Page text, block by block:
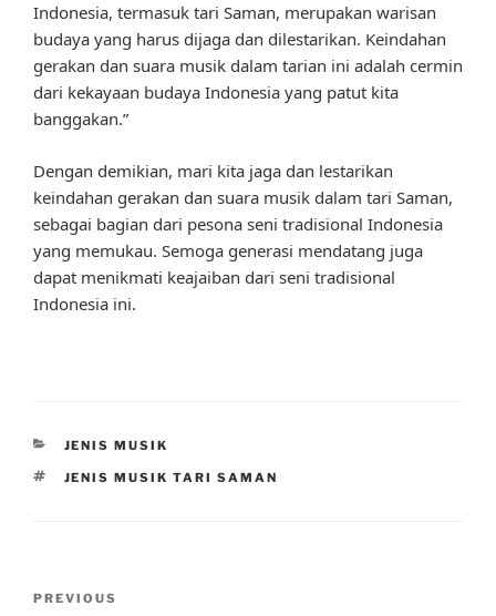
Indonesia, termasuk tari Saman, merupakan warisan
budaya yang harus dijaga dan dilestarikan. Keindahan
gerakan dan suara musik dalam tarian ini adalah cermin
dari kekayaan budaya Indonesia yang patut kita
banggakan.”
Dengan demikian, mari kita jaga dan lestarikan
keindahan gerakan dan suara musik dalam tari Saman,
sebagai bagian dari pesona seni tradisional Indonesia
yang memukau. Semoga generasi mendatang juga
dapat menikmati keajaiban dari seni tradisional
Indonesia ini.
CATEGORIES
JENIS MUSIK
TAGS
JENIS MUSIK TARI SAMAN
Previous
PREVIOUS